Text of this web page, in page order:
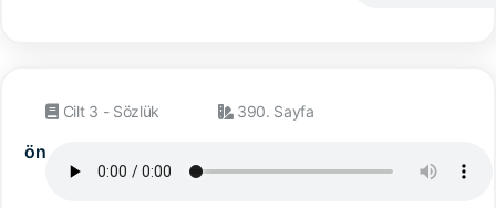
ön
Cilt 3 - Sözlük 390. Sayfa